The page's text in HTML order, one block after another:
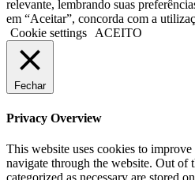
relevante, lembrando suas
em “Aceitar”, concorda com a
Cookie settings
ACEITO
Fechar
Privacy Overview
This website uses cookies to
navigate through the website. Out of
categorized as necessary are stored